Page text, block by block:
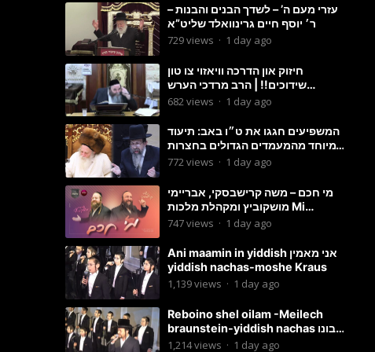
עזרי מעם ה’ – לשדך הבנים והבנות –
ר׳ יוסף חיים גרינוואלד שליט”א
729views · 1 day ago
חיזוק און הדרכה וויאזוי צו טון
שידוכים!! | הרב מרדכי הערש
שפיצער
682 views · 1 day ago
המשפיעים חגגו את ט״ו באב: תיעוד
מיוחד מהמעמדים הגדולים בחצרות
האדמו״ר מסטוטשין והגרי״מ
772views · 1 day ago
מי חכם – משה קרישבסקי, אבריימי
מושקוביץ ומקהלת מלכות Mi
Chacham I
747views · 1 day ago
Ani maamin in yiddish אני מאמין
yiddish nachas-moshe Kraus
1,139views · 1 day ago
Reboino shel oilam -Meilech
braunstein-yiddish nachas רבונו
של עולם
1,214views · 1 day ago